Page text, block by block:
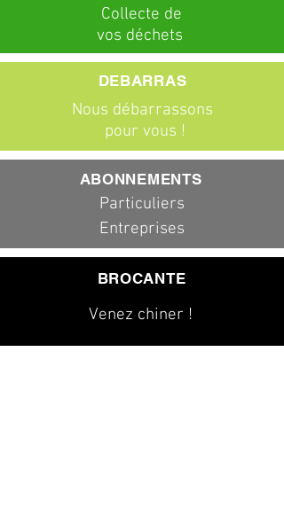
Collecte de
vos déchets
Nous débarrassons
pour vous !
DEBARRAS
ABONNEMENTS
Particuliers
Entreprises
BROCANTE
Venez chiner !